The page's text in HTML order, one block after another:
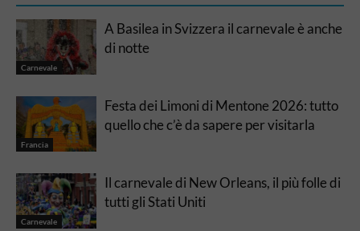
Carnevale
A Basilea in Svizzera il carnevale è anche
di notte
Francia
Festa dei Limoni di Mentone 2026: tutto
quello che c’è da sapere per visitarla
Carnevale
Il carnevale di New Orleans, il più folle di
tutti gli Stati Uniti